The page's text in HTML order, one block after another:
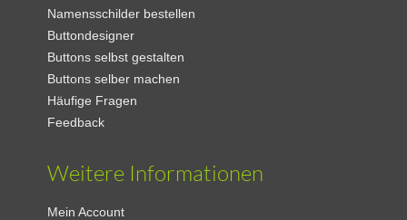
Namensschilder bestellen
Buttondesigner
Buttons selbst gestalten
Buttons selber machen
Häufige Fragen
Feedback
Weitere Informationen
Mein Account